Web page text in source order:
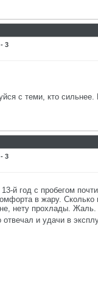
3
с теми, кто
3
й год с пробегом
в жару.
нету прохлады. Жаль.
и удачи в